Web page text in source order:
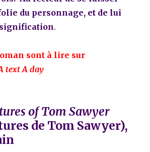
du personnage, et de lui
.
sont à lire sur
text A day
of Tom Sawyer
de Tom Sawyer),